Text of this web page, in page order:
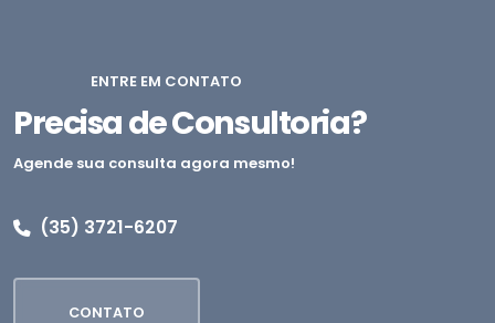
ENTRE EM CONTATO
Precisa de Consultoria?
Agende sua consulta agora mesmo!
(35) 3721-6207
CONTATO